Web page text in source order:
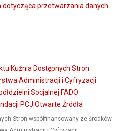
dotycząca przetwarzania danych
Stron współfinansowany ze środków